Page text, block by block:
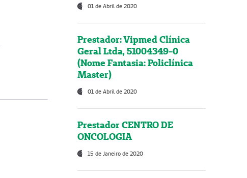
01 de Abril de 2020
Prestador: Vipmed Clínica
Geral Ltda, 51004349-0
(Nome Fantasia: Policlínica
Master)
01 de Abril de 2020
Prestador CENTRO DE
ONCOLOGIA
15 de Janeiro de 2020